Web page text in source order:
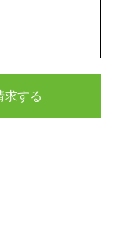
求する